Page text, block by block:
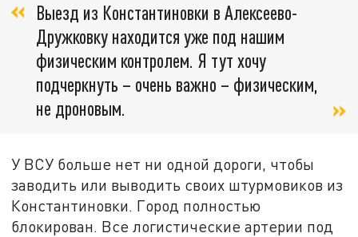
Выезд из Константиновки в Алексеево-
Дружковку находится уже под нашим
физическим контролем. Я тут хочу
подчеркнуть – очень важно – физическим,
не дроновым.
У ВСУ больше нет ни одной дороги, чтобы
заводить или выводить своих штурмовиков из
Константиновки. Город полностью
блокирован. Все логистические артерии под